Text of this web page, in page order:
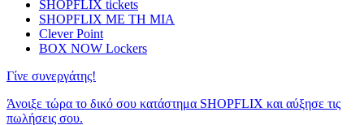
SHOPFLIX tickets
SHOPFLIX ΜΕ ΤΗ ΜΙΑ
Clever Point
BOX NOW Lockers
Γίνε συνεργάτης!
Άνοιξε τώρα το δικό σου κατάστημα SHOPFLIX και αύξησε τις
πωλήσεις σου.